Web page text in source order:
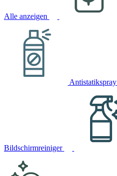
Alle anzeigen
Antistatikspray
Bildschirmreiniger